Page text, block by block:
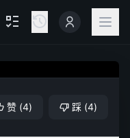
赞 (4) 踩 (4)